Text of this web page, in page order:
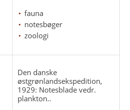
fauna
notesbøger
zoologi
Den danske
østgrønlandsekspedition,
1929: Notesblade vedr.
plankton..